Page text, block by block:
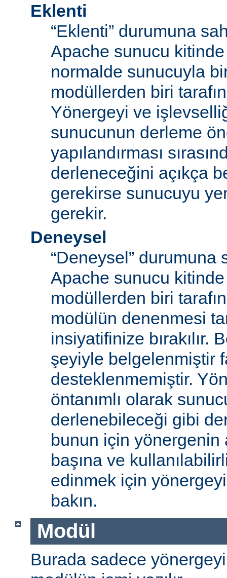
Eklenti
“Eklenti” durumuna
Apache sunucu
normalde sunucuyla
modüllerden biri
Yönergeyi ve
sunucunun derleme
yapılandırması
derleneceğini açıkça
gerekirse sunucuyu
gerekir.
Deneysel
“Deneysel” durumuna
Apache sunucu
modüllerden biri
modülün denenmesi
insiyatifinize bırakılır.
şeyiyle belgelenmiştir
desteklenmemiştir.
öntanımlı olarak
derlenebileceği gibi
bunun için yönergenin
başına ve
edinmek için
bakın.
Modül
Burada sadece